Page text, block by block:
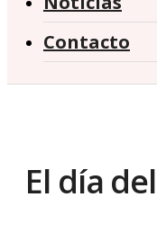
Contacto
El día